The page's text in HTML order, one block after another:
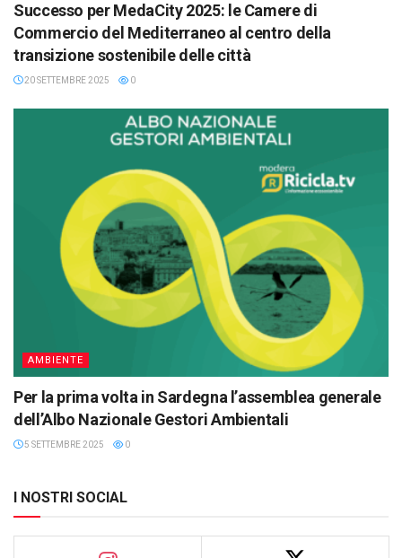
Successo per MedaCity 2025: le Camere di
Commercio del Mediterraneo al centro della
transizione sostenibile delle città
20 SETTEMBRE 2025 0
AMBIENTE
Per la prima volta in Sardegna l’assemblea generale
dell’Albo Nazionale Gestori Ambientali
5 SETTEMBRE 2025 0
I NOSTRI SOCIAL